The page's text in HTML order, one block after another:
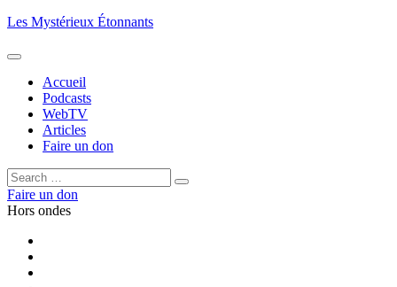
Aller
contenu
Les Mystérieux Étonnants
Accueil
Podcasts
WebTV
Articles
Faire un don
Rechercher :
Rechercher
Faire un don
Hors ondes